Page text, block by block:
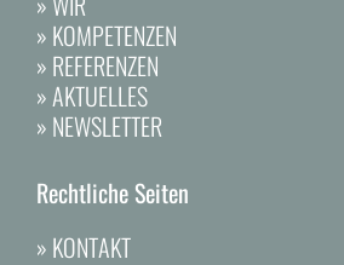
» KOMPETENZEN
» REFERENZEN
»AKTUELLES
» NEWSLETTER
Rechtliche Seiten
» KONTAKT